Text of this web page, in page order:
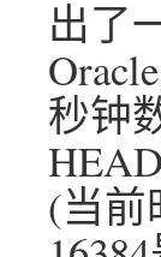
出了
秒钟
(当前